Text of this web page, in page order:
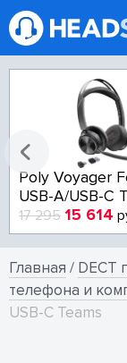
Poly Voyager
USB-A/USB-C
17 295 15 614
Главная / DECT
телефона и
USB-C Teams